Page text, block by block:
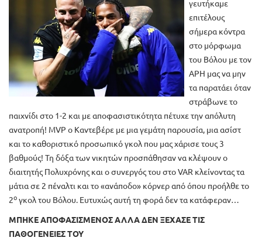
γευτήκαμε
επιτέλους
σήμερα κόντρα
στο μόρφωμα
του Βόλου με τον
ΑΡΗ μας να μην
τα παρατάει όταν
στράβωνε το
παιχνίδι στο 1-2 και με αποφασιστικότητα πέτυχε την απόλυτη
ανατροπή! MVP ο Καντεβέρε με μια γεμάτη παρουσία, μια ασίστ
και το καθοριστικό προσωπικό γκολ που μας χάρισε τους 3
βαθμούς! Τη δόξα των νικητών προσπάθησαν να κλέψουν ο
διαιτητής Πολυχρόνης και ο συνεργός του στο VAR κλείνοντας τα
μάτια σε 2 πέναλτι και το «ανάποδο» κόρνερ από όπου προήλθε το
2ογκολ του Βόλου. Ευτυχώς αυτή τη φορά δεν τα κατάφεραν…
ΜΠΗΚΕ ΑΠΟΦΑΣΙΣΜΕΝΟΣ ΑΛΛΑ ΔΕΝ ΞΕΧΑΣΕ ΤΙΣ
ΠΑΘΟΓΕΝΕΙΕΣ ΤΟΥ